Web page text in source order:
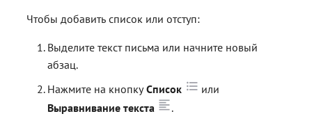
Чтобы добавить список или отступ:
Выделите текст письма или начните новый
абзац.
Нажмите на кнопкуСписок
или
Выравнивание текста
.